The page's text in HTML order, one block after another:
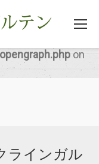
wp-
on
ラインガル